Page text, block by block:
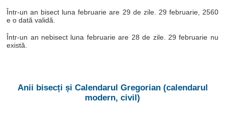
Într-un an bisect luna februarie are 29 de zile. 29 februarie, 2560
e o dată validă.
Într-un an nebisect luna februarie are 28 de zile. 29 februarie nu
există.
Anii bisecți și Calendarul Gregorian (calendarul
modern, civil)